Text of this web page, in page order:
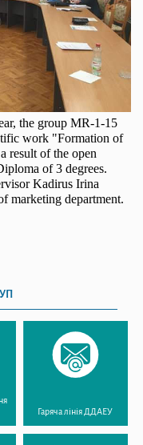
the group MR-1-15
work "Formation of
result of the open
of 3 degrees.
Kadirus Irina
marketing department.
Гаряча лінія ДДАЕУ